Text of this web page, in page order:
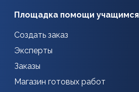
Площадка помощи учащимся
Создать заказ
Эксперты
Заказы
Магазин готовых работ